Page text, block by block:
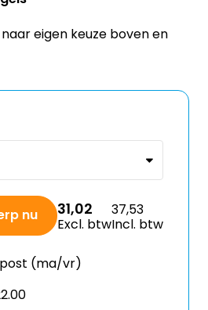
eigen keuze boven en
31,02
Excl. btw
37,53
(ma/vr)